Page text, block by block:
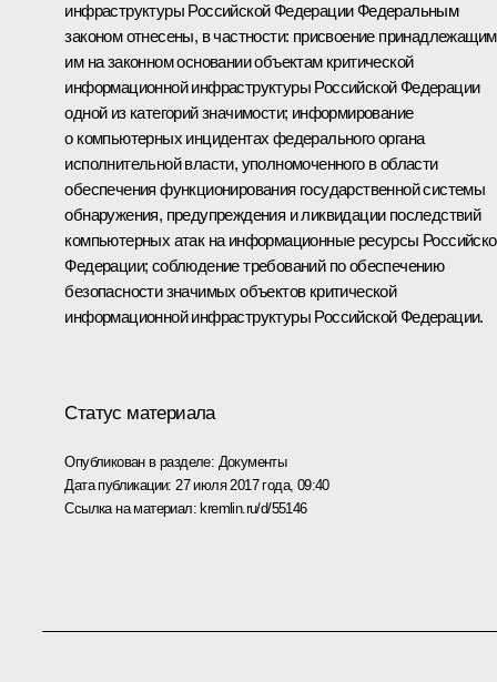
инфраструктуры Российской Федерации Федеральным
законом отнесены, в частности: присвоение принадлежащим
им на законном основании объектам критической
информационной инфраструктуры Российской Федерации
одной из категорий значимости; информирование
о компьютерных инцидентах федерального органа
исполнительной власти, уполномоченного в области
обеспечения функционирования государственной системы
обнаружения, предупреждения и ликвидации последствий
компьютерных атак на информационные ресурсы
Федерации; соблюдение требований по обеспечению
безопасности значимых объектов критической
информационной инфраструктуры Российской Федерации.
Статус материала
Опубликован в разделе: Документы
Дата публикации: 27 июля 2017 года, 09:40
Ссылка на материал: kremlin.ru/d/55146